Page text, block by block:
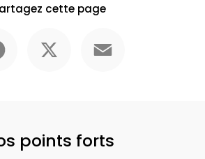
cette page
points forts